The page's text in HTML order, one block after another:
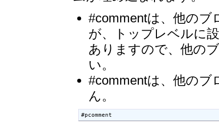
#commentは、他の
が、トップレベルに
ありますので、他の
い。
#commentは、他の
ん。
#pcomment